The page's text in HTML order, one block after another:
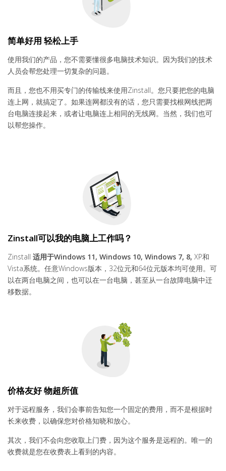
简单好用 轻松上手
使用我们的产品，您不需要懂很多电脑技术知识。因为我们的技术
人员会帮您处理一切复杂的问题。
而且，您也不用买专门的传输线来使用Zinstall。您只要把您的电脑
连上网，就搞定了。如果连网都没有的话，您只需要找根网线把两
台电脑连接起来，或者让电脑连上相同的无线网。当然，我们也可
以帮您操作。
Zinstall可以我的电脑上工作吗？
Zinstall 适用于Windows 11, Windows 10, Windows 7, 8, XP和
Vista系统。任意Windows版本，32位元和64位元版本均可使用。可
以在两台电脑之间，也可以在一台电脑，甚至从一台故障电脑中迁
移数据。
价格友好 物超所值
对于远程服务，我们会事前告知您一个固定的费用，而不是根据时
长来收费，以确保您对价格知晓和放心。
其次，我们不会向您收取上门费，因为这个服务是远程的。唯一的
收费就是您在收费表上看到的内容。